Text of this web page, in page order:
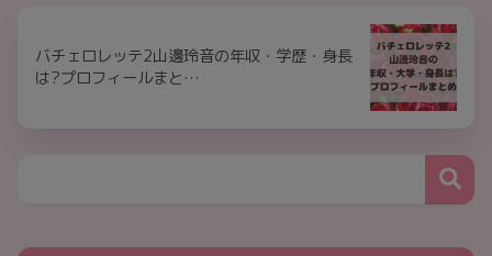
バチェロレッテ2山邊玲音の年収・学歴・身長
は?プロフィールまと…